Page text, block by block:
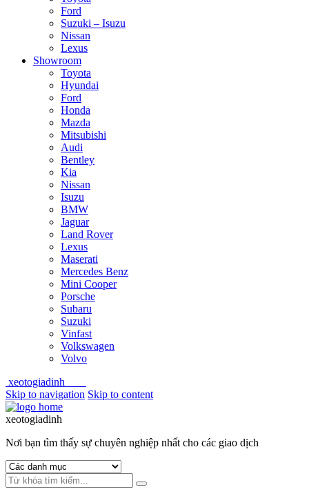
Ford
Suzuki – Isuzu
Nissan
Lexus
Showroom
Toyota
Hyundai
Ford
Honda
Mazda
Mitsubishi
Audi
Bentley
Kia
Nissan
Isuzu
BMW
Jaguar
Land Rover
Lexus
Maserati
Mercedes Benz
Mini Cooper
Porsche
Subaru
Suzuki
Vinfast
Volkswagen
Volvo
xeotogiadinh
Skip to navigation Skip to content
xeotogiadinh
Nơi bạn tìm thấy sự chuyên nghiệp nhất cho các giao dịch